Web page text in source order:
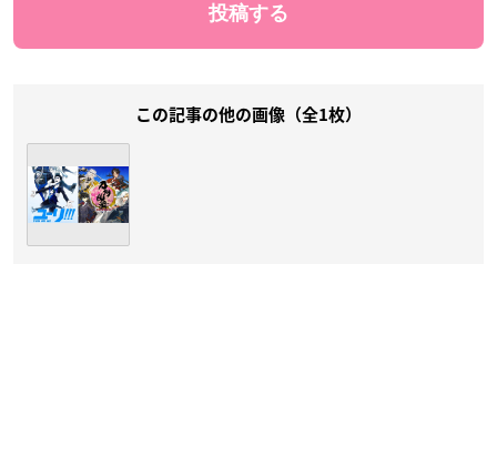
この記事の他の画像（全1枚）